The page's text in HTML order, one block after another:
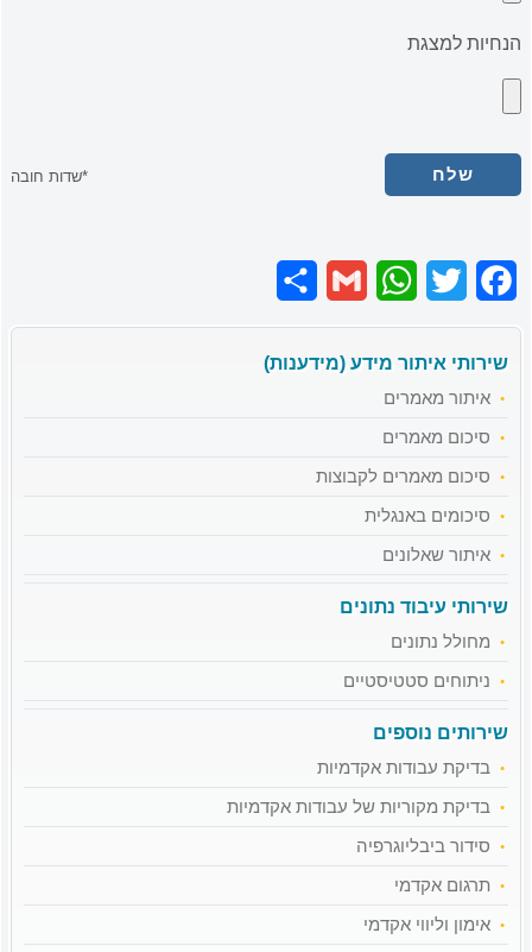
Facebook
Twitter
WhatsApp
Gmail
שירותי איתור מידע (מידענות)
איתור מאמרים
סיכום מאמרים
סיכום מאמרים לקבוצות
סיכומים באנגלית
איתור שאלונים
שירותי עיבוד נתונים
מחולל נתונים
ניתוחים סטטיסטיים
שירותים נוספים
בדיקת עבודות אקדמיות
בדיקת מקוריות של עבודות אקדמיות
סידור ביבליוגרפיה
תרגום אקדמי
אימון וליווי אקדמי
הנחיות למצגת
*שדות חובה